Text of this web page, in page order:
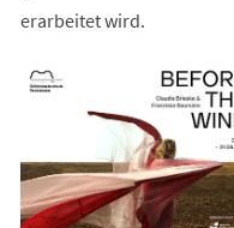
erarbeitet wird.